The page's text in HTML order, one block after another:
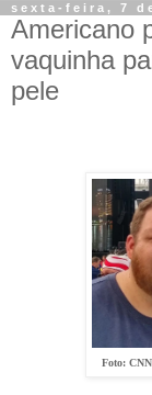
sexta-feira, 7
Americano
vaquinha
pele
Foto: